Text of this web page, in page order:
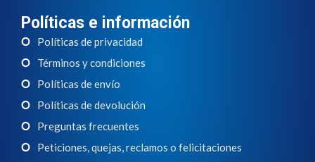
Políticas e información
Políticas de privacidad
Términos y condiciones
Políticas de envío
Políticas de devolución
Preguntas frecuentes
Peticiones, quejas, reclamos o felicitaciones